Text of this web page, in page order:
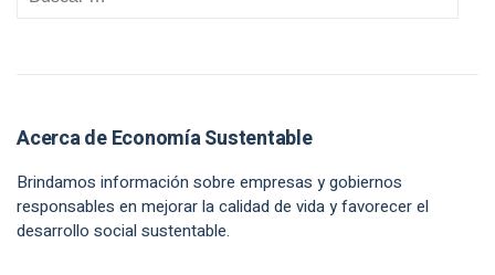
Acerca de Economía Sustentable
Brindamos información sobre empresas y gobiernos
responsables en mejorar la calidad de vida y favorecer el
desarrollo social sustentable.